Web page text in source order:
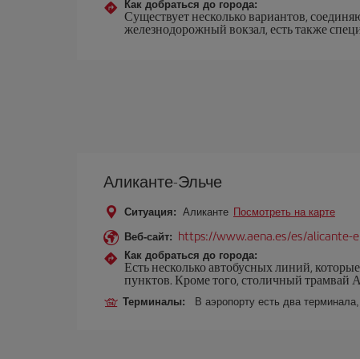
Как добраться до города:
Существует несколько вариантов,
железнодорожный вокзал, есть также
Аликанте-Эльче
Ситуация: Аликанте Посмотреть на карте
Веб-сайт: https://www.aena.es/es/alicante-
Как добраться до города:
Есть несколько автобусных линий,
пунктов. Кроме того, столичный трамвай
Терминалы: В аэропорту есть два